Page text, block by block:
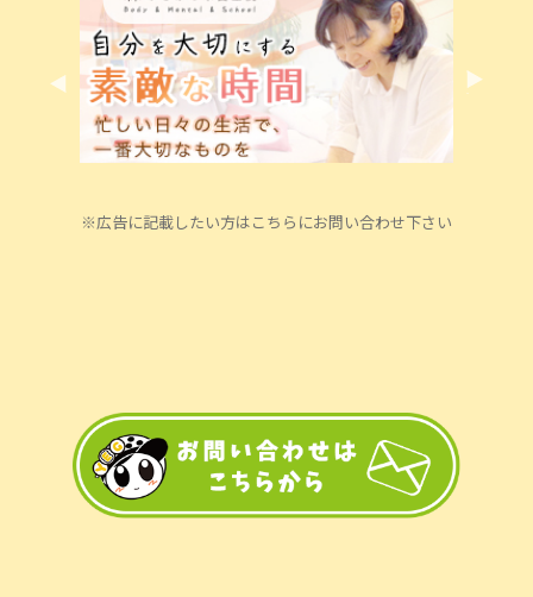
※広告に記載したい方はこちらにお問い合わせ下さい